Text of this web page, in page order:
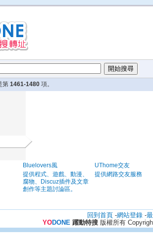
第 1461-1480 項。
Bluelovers風
提供程式、遊戲、動漫、
腐物、Discuz插件及文章
創作等主題討論區。
UThome交友
提供網路交友服務
回到首頁 -網站登錄 -
YODONE 躍動特搜版權所有